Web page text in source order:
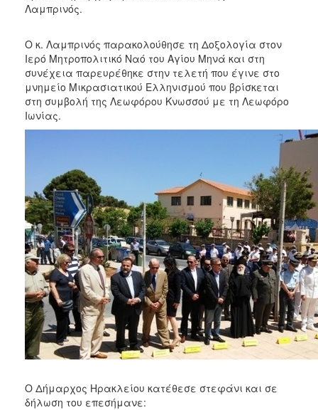
2012
2011
2010
2006
ΠΟΛΙΤΙΣΜΟΣ
ΑΝΘΕΚΤΙΚΗ
ΠΟΛΗ
Λαμπρινός.
Ο κ. Λαμπρινός παρακολούθησε τη Δοξολογία στον
Ιερό Μητροπολιτικό Ναό του Αγίου Μηνά και στη
συνέχεια παρευρέθηκε στην τελετή που έγινε στο
μνημείο Μικρασιατικού Ελληνισμού που βρίσκεται
στη συμβολή της Λεωφόρου Κνωσσού με τη Λεωφόρο
Ιωνίας.
Ο Δήμαρχος Ηρακλείου κατέθεσε στεφάνι και σε
δήλωση του επεσήμανε: